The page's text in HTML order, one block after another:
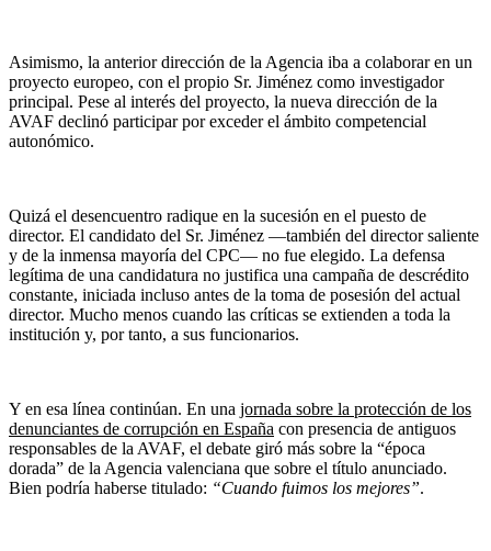
Asimismo, la anterior dirección de la Agencia iba a colaborar en un
proyecto europeo, con el propio Sr. Jiménez como investigador
principal. Pese al interés del proyecto, la nueva dirección de la
AVAF declinó participar por exceder el ámbito competencial
autonómico.
Quizá el desencuentro radique en la sucesión en el puesto de
director. El candidato del Sr. Jiménez —también del director saliente
y de la inmensa mayoría del CPC— no fue elegido. La defensa
legítima de una candidatura no justifica una campaña de descrédito
constante, iniciada incluso antes de la toma de posesión del actual
director. Mucho menos cuando las críticas se extienden a toda la
institución y, por tanto, a sus funcionarios.
Y en esa línea continúan. En una jornada sobre la protección de los
denunciantes de corrupción en España con presencia de antiguos
responsables de la AVAF, el debate giró más sobre la “época
dorada” de la Agencia valenciana que sobre el título anunciado.
Bien podría haberse titulado: “Cuando fuimos los mejores”.